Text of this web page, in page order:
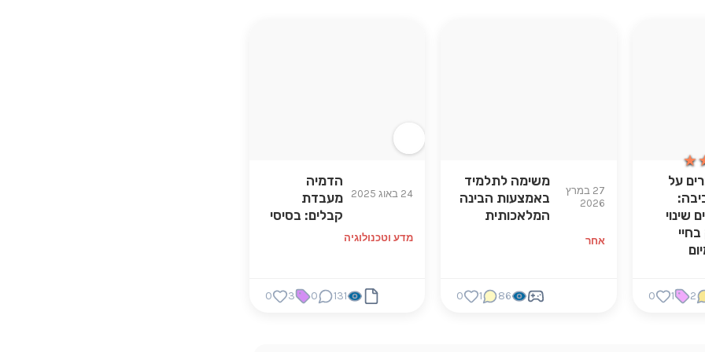
על
שינוי
בחיי
2
1
0
27 במרץ
2026
אחר
משימה לתלמיד
באמצעות הבינה
המלאכותית
86
1
0
24 באוג 2025
מדע וטכנולוגיה
הדמיה
מעבדת
קבלים: בסיסי
131
0
3
0